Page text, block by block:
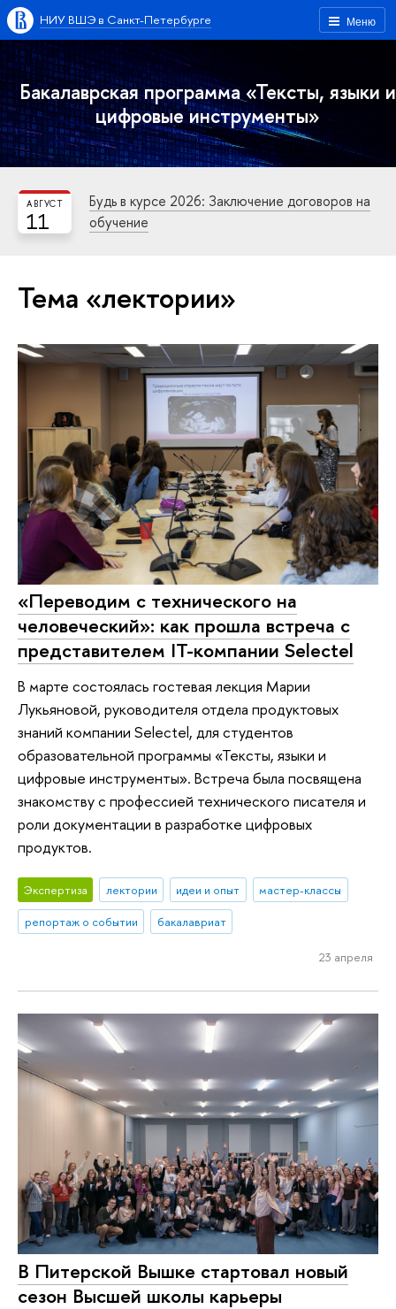
Меню
НИУ ВШЭ в Санкт-Петербурге
Бакалаврская программа «Тексты, языки и
цифровые инструменты»
11
АВГУСТ
Будь в курсе 2026: Заключение договоров на
обучение
Тема «лектории»
«Переводим с технического на
человеческий»: как прошла встреча с
представителем IT-компании Selectel
В марте состоялась гостевая лекция Марии
Лукьяновой, руководителя отдела продуктовых
знаний компании Selectel, для студентов
образовательной программы «Тексты, языки и
цифровые инструменты». Встреча была посвящена
знакомству с профессией технического писателя и
роли документации в разработке цифровых
продуктов.
Экспертиза лектории идеи и опыт
мастер-классы
репортаж о событии
бакалавриат
23 апреля
В Питерской Вышке стартовал новый
сезон Высшей школы карьеры